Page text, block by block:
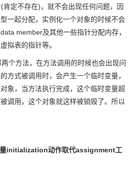
定不存在)，就不会出现任何问题，因
一起分配，实例化一个对象的时候不会
member及其他一些指针分配内存，
拟表的指针等。
个方法，在方法调用的时候也会出现问
方式被调用时，会产生一个临时变量，
象，当方法执行完成，这个临时变量超
调用，这个对象就这样被销毁了。所以
initialization动作取代assignment工